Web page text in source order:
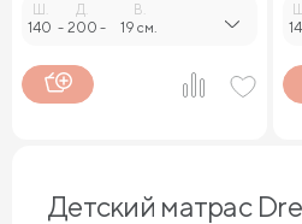
140 -
Д.
200 -
В.
19 см.
Детский матрас